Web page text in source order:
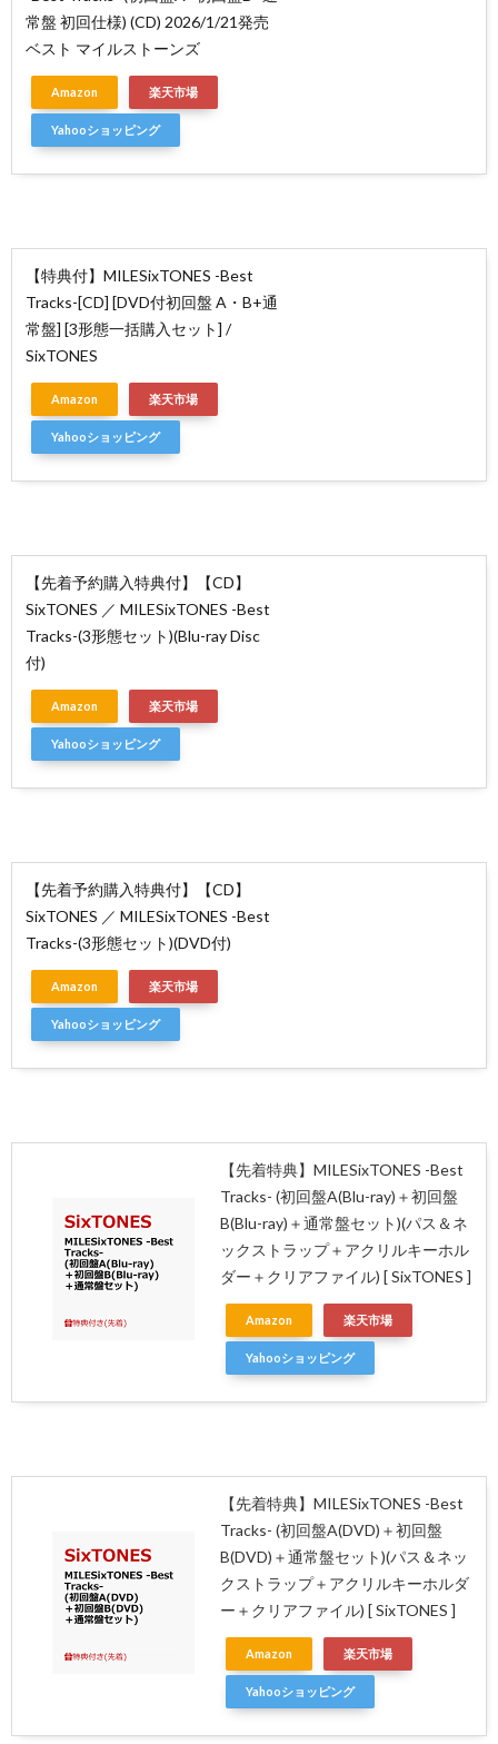
常盤 初回仕様) (CD) 2026/1/21発売
ベスト マイルストーンズ
Amazon 楽天市場
Yahooショッピング
【特典付】MILESixTONES -Best
Tracks-[CD] [DVD付初回盤 A・B+通
常盤] [3形態一括購入セット] /
SixTONES
Amazon 楽天市場
Yahooショッピング
【先着予約購入特典付】【CD】
SixTONES ／ MILESixTONES -Best
Tracks-(3形態セット)(Blu-ray Disc
付)
Amazon 楽天市場
Yahooショッピング
【先着予約購入特典付】【CD】
SixTONES ／ MILESixTONES -Best
Tracks-(3形態セット)(DVD付)
Amazon 楽天市場
Yahooショッピング
【先着特典】MILESixTONES -Best
Tracks- (初回盤A(Blu-ray)＋初回盤
B(Blu-ray)＋通常盤セット)(パス＆ネ
ックストラップ＋アクリルキーホル
ダー＋クリアファイル) [ SixTONES ]
Amazon 楽天市場
Yahooショッピング
【先着特典】MILESixTONES -Best
Tracks- (初回盤A(DVD)＋初回盤
B(DVD)＋通常盤セット)(パス＆ネッ
クストラップ＋アクリルキーホルダ
ー＋クリアファイル) [ SixTONES ]
Amazon 楽天市場
Yahooショッピング